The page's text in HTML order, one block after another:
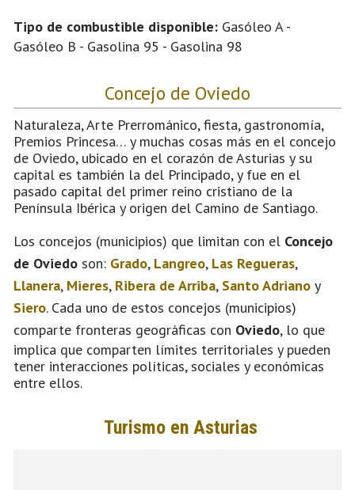
Tipo de combustible disponible: Gasóleo A -
Gasóleo B - Gasolina 95 - Gasolina 98
Concejo de Oviedo
Naturaleza, Arte Prerrománico, fiesta, gastronomía,
Premios Princesa… y muchas cosas más en el concejo
de Oviedo, ubicado en el corazón de Asturias y su
capital es también la del Principado, y fue en el
pasado capital del primer reino cristiano de la
Península Ibérica y origen del Camino de Santiago.
Los concejos (municipios) que limitan con el Concejo
de Oviedo son: Grado, Langreo, Las Regueras,
Llanera, Mieres, Ribera de Arriba, Santo Adriano y
Siero. Cada uno de estos concejos (municipios)
comparte fronteras geográficas con Oviedo, lo que
implica que comparten límites territoriales y pueden
tener interacciones políticas, sociales y económicas
entre ellos.